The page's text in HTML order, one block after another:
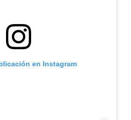
en Instagram